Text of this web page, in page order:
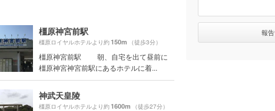
橿原神宮前駅
橿原ロイヤルホテルより約150m （徒歩3分）
橿原神宮前駅 朝、自宅を出て昼前に
橿原神宮神宮前駅にあるホテルに着...
神武天皇陵
橿原ロイヤルホテルより約1600m （徒歩27分）